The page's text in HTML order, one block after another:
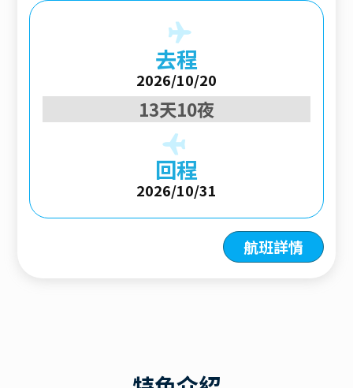
去程
2026/10/20
13天10夜
回程
2026/10/31
航班詳情